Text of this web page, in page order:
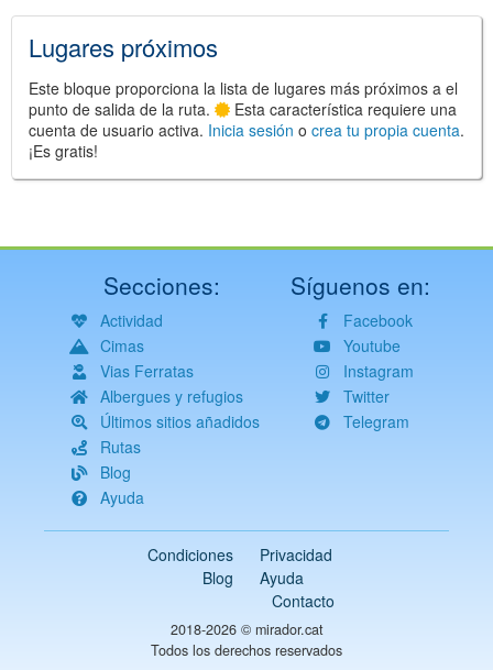
Lugares próximos
Este bloque proporciona la lista de lugares más próximos a el
punto de salida de la ruta.
Esta característica requiere una
cuenta de usuario activa. Inicia sesión o crea tu propia cuenta.
¡Es gratis!
Secciones:
Actividad
Cimas
Vias Ferratas
Albergues y refugios
Últimos sitios añadidos
Rutas
Blog
Ayuda
Síguenos en:
Facebook
Youtube
Instagram
Twitter
Telegram
Condiciones
Privacidad
Blog
Ayuda
Contacto
2018-2026 © mirador.cat
Todos los derechos reservados